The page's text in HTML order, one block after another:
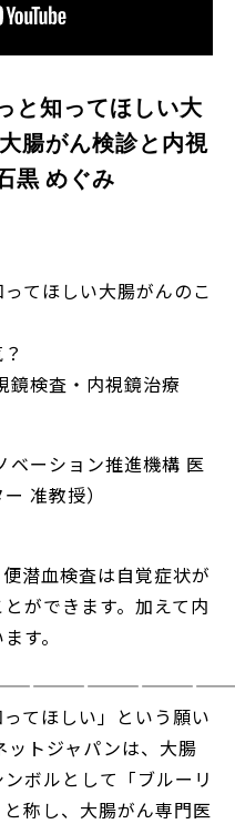
と知ってほしい大
腸がん検診と内視
黒 めぐみ
てほしい大腸がんのこ
検査・内視鏡治療
ベーション推進機構 医
准教授）
潜血検査は自覚症状が
ができます。加えて内
す。
てほしい」という願い
トジャパンは、大腸
ボルとして「ブルーリ
称し、大腸がん専門医